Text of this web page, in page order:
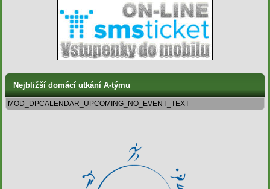
Nejbližší domácí utkání A-týmu
MOD_DPCALENDAR_UPCOMING_NO_EVENT_TEXT